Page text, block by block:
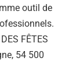
outil de
FÊTES
54 500